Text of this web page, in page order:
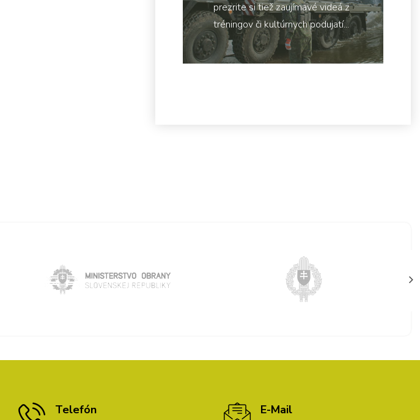
prezrite si tiež zaujímavé videá z
tréningov či kultúrnych podujatí...
Telefón E-Mail